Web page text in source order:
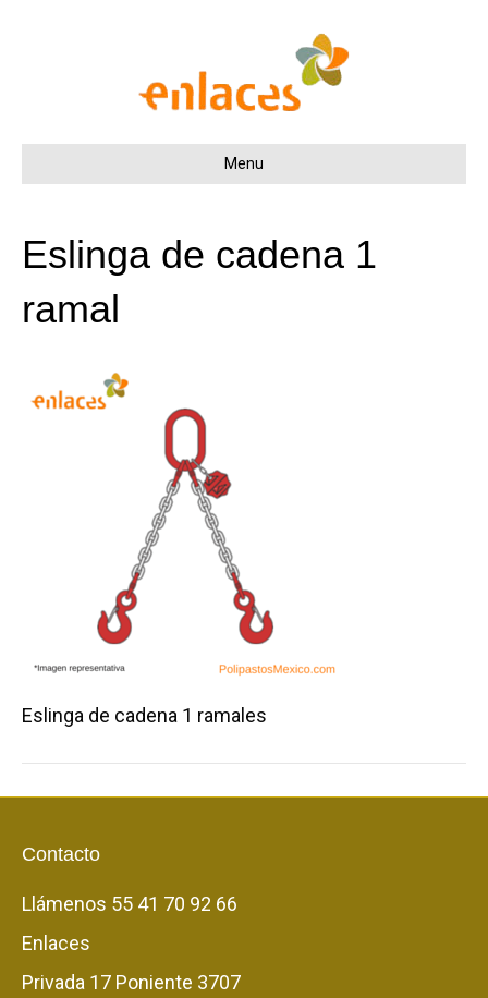
Menu
Eslinga de cadena 1
ramal
Eslinga de cadena 1 ramales
Contacto
Llámenos 55 41 70 92 66
Enlaces
Privada 17 Poniente 3707